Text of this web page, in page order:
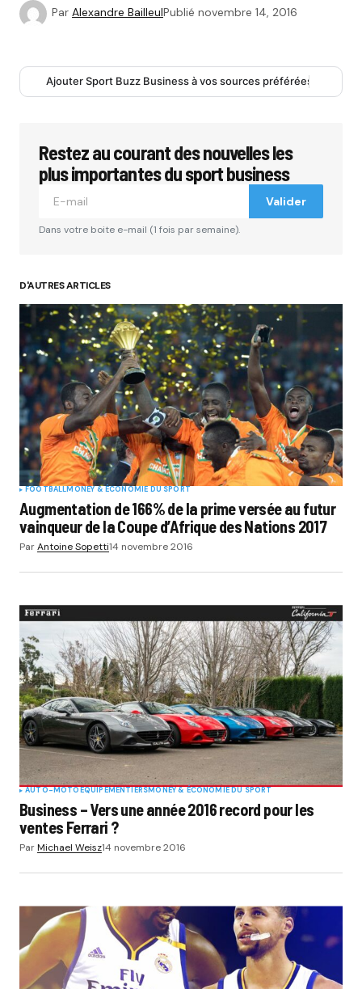
Par Alexandre BailleulPublié novembre 14, 2016
Ajouter Sport Buzz Business à vos sources préférées
Restez au courant des nouvelles les
plus importantes du sport business
Valider
Dans votre boite e-mail (1 fois par semaine).
D'AUTRES ARTICLES
FOOTBALLMONEY & ÉCONOMIE DU SPORT
Augmentation de 166% de la prime versée au futur
vainqueur de la Coupe d’Afrique des Nations 2017
ParAntoine Sopetti14 novembre 2016
AUTO-MOTOEQUIPEMENTIERSMONEY & ÉCONOMIE DU SPORT
Business – Vers une année 2016 record pour les
ventes Ferrari ?
ParMichael Weisz14 novembre 2016